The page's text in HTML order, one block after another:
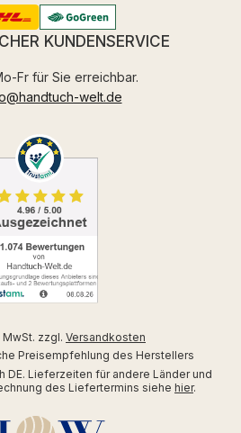
KUNDENSERVICE
Fr für Sie erreichbar.
welt.de
zzgl. Versandkosten
Preisempfehlung des Herstellers
DE. Lieferzeiten für andere Länder und
des Liefertermins siehe hier.